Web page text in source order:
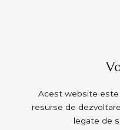
Acest website este
resurse de
legate de